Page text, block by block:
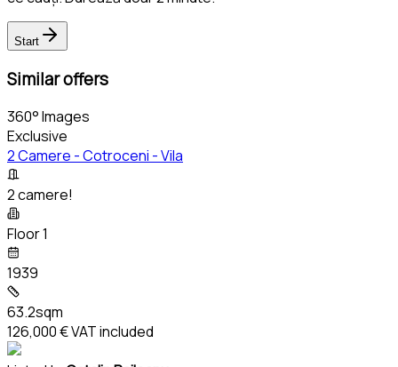
Start
Similar offers
360° Images
Exclusive
2 Camere - Cotroceni - Vila
2 camere!
Floor 1
1939
63.2sqm
126,000 €VAT included